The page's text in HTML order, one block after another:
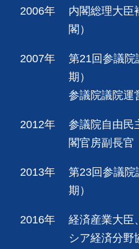
2006年
内閣総理大臣
閣）
2007年
第21回参議院
期）
参議院議院運
2012年
参議院自由民
閣官房副長官
2013年
第23回参議院
期）
2016年
経済産業大臣
シア経済分野